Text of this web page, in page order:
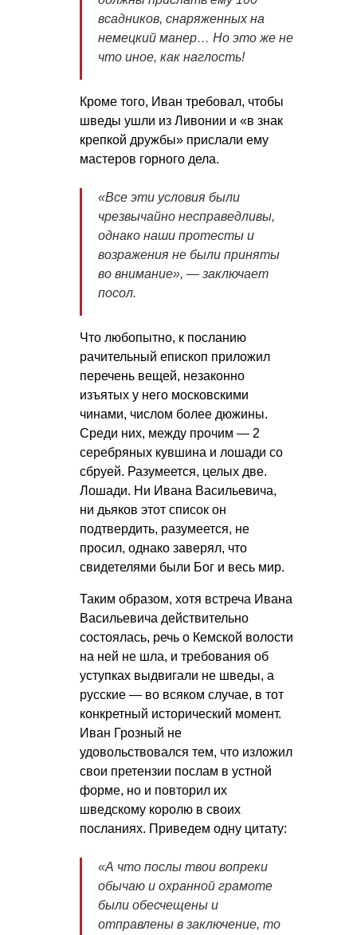
всадников, снаряженных на
немецкий манер… Но это же не
что иное, как наглость!
Кроме того, Иван требовал, чтобы
шведы ушли из Ливонии и «в знак
крепкой дружбы» прислали ему
мастеров горного дела.
«Все эти условия были
чрезвычайно несправедливы,
однако наши протесты и
возражения не были приняты
во внимание», — заключает
посол.
Что любопытно, к посланию
рачительный епископ приложил
перечень вещей, незаконно
изъятых у него московскими
чинами, числом более дюжины.
Среди них, между прочим — 2
серебряных кувшина и лошади со
сбруей. Разумеется, целых две.
Лошади. Ни Ивана Васильевича,
ни дьяков этот список он
подтвердить, разумеется, не
просил, однако заверял, что
свидетелями были Бог и весь мир.
Таким образом, хотя встреча Ивана
Васильевича действительно
состоялась, речь о Кемской волости
на ней не шла, и требования об
уступках выдвигали не шведы, а
русские — во всяком случае, в тот
конкретный исторический момент.
Иван Грозный не
удовольствовался тем, что изложил
свои претензии послам в устной
форме, но и повторил их
шведскому королю в своих
посланиях. Приведем одну цитату:
«А что послы твои вопреки
обычаю и охранной грамоте
были обесчещены и
отправлены в заключение, то